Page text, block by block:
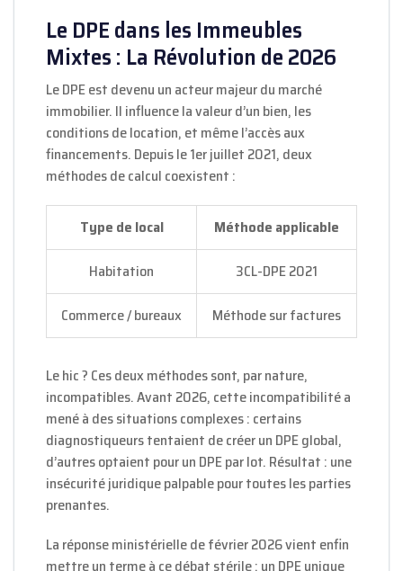
Le DPE dans les Immeubles
Mixtes : La Révolution de 2026
Le DPE est devenu un acteur majeur du marché
immobilier. Il influence la valeur d’un bien, les
conditions de location, et même l’accès aux
financements. Depuis le 1er juillet 2021, deux
méthodes de calcul coexistent :
Type de local
Méthode applicable
Habitation
3CL-DPE 2021
Commerce / bureaux
Méthode sur factures
Le hic ? Ces deux méthodes sont, par nature,
incompatibles. Avant 2026, cette incompatibilité a
mené à des situations complexes : certains
diagnostiqueurs tentaient de créer un DPE global,
d’autres optaient pour un DPE par lot. Résultat : une
insécurité juridique palpable pour toutes les parties
prenantes.
La réponse ministérielle de février 2026 vient enfin
mettre un terme à ce débat stérile : un DPE unique